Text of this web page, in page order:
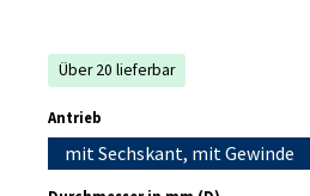
Über 20 lieferbar
Antrieb
mit Sechskant, mit Gewinde